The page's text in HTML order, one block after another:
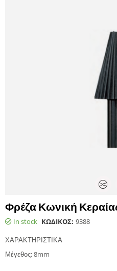
Φρέζα Κωνική
In stock ΚΩΔΙΚΟΣ: 9388
ΧΑΡΑΚΤΗΡΙΣΤΙΚΑ
Μέγεθος: 8mm